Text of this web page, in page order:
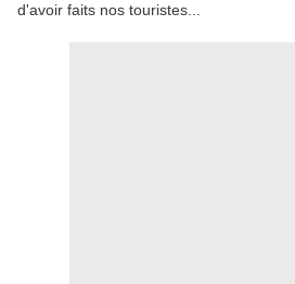
d'avoir faits nos touristes...